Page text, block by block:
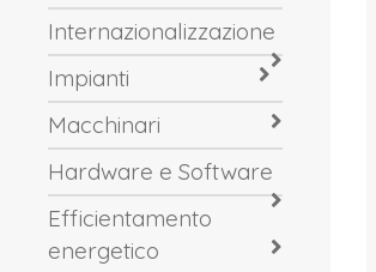
Internazionalizzazione
Impianti
Macchinari
Hardware e Software
Efficientamento
energetico